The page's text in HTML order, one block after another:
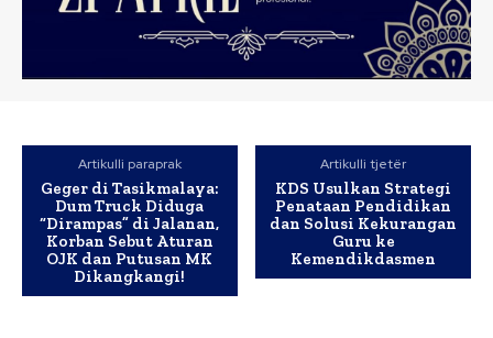
Artikulli paraprak
Geger di Tasikmalaya:
Dum Truck Diduga
“Dirampas” di Jalanan,
Korban Sebut Aturan
OJK dan Putusan MK
Dikangkangi!
Artikulli tjetër
KDS Usulkan Strategi
Penataan Pendidikan
dan Solusi Kekurangan
Guru ke
Kemendikdasmen